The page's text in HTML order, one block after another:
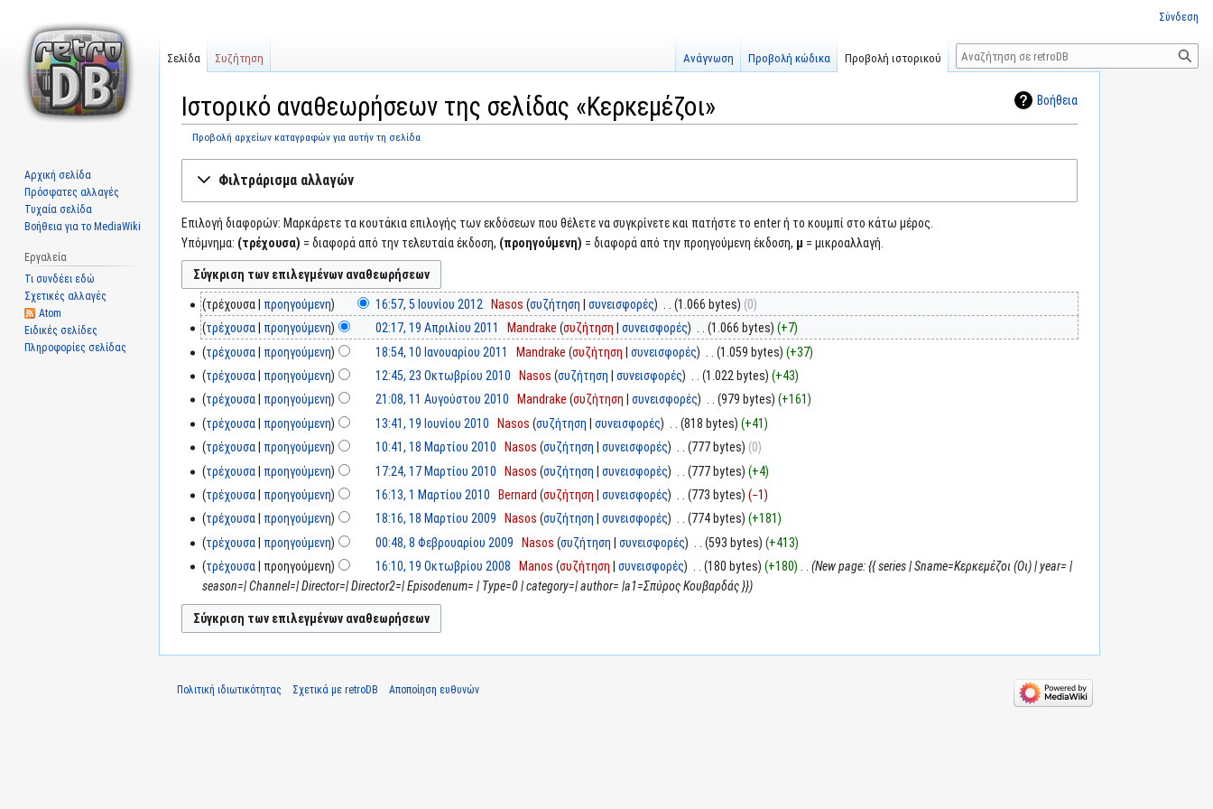
Βοήθεια
Ιστορικό αναθεωρήσεων της σελίδας «Κερκεμέζοι»
Προβολή αρχείων καταγραφών για αυτήν τη σελίδα
στην
στην
Φιλτράρισμα αλλαγών
Επιλογή διαφορών: Μαρκάρετε τα κουτάκια επιλογής των εκδόσεων που θέλετε να συγκρίνετε και πατήστε το enter ή το κουμπί στο κάτω μέρος.
Υπόμνημα: (τρέχουσα) = διαφορά από την τελευταία έκδοση, (προηγούμενη) = διαφορά από την προηγούμενη έκδοση, μ = μικροαλλαγή.
τρέχουσα προηγούμενη 16:57, 5 Ιουνίου 2012 Nasos συζήτηση συνεισφορές 1.066 bytes
0
τρέχουσα
προηγούμενη 02:17, 19 Απριλίου 2011 Mandrake συζήτηση συνεισφορές 1.066 bytes
+7
τρέχουσα
προηγούμενη 18:54, 10 Ιανουαρίου 2011 Mandrake συζήτηση συνεισφορές 1.059 bytes
+37
τρέχουσα
προηγούμενη 12:45, 23 Οκτωβρίου 2010 Nasos συζήτηση συνεισφορές 1.022 bytes
+43
τρέχουσα
προηγούμενη 21:08, 11 Αυγούστου 2010 Mandrake συζήτηση συνεισφορές 979 bytes
+161
τρέχουσα
προηγούμενη 13:41, 19 Ιουνίου 2010 Nasos συζήτηση συνεισφορές 818 bytes
+41
τρέχουσα
προηγούμενη 10:41, 18 Μαρτίου 2010 Nasos συζήτηση συνεισφορές 777 bytes
0
τρέχουσα
προηγούμενη 17:24, 17 Μαρτίου 2010 Nasos συζήτηση συνεισφορές 777 bytes
+4
τρέχουσα
προηγούμενη 16:13, 1 Μαρτίου 2010 Bernard συζήτηση συνεισφορές 773 bytes
−1
τρέχουσα
προηγούμενη 18:16, 18 Μαρτίου 2009 Nasos συζήτηση συνεισφορές 774 bytes
+181
τρέχουσα
προηγούμενη 00:48, 8 Φεβρουαρίου 2009 Nasos συζήτηση συνεισφορές 593 bytes
+413
τρέχουσα
προηγούμενη 16:10, 19 Οκτωβρίου 2008 Manos συζήτηση συνεισφορές 180 bytes +180
New page: {{ series | Sname=Κερκεμέζοι (Οι) | year= |
season=| Channel=| Director=| Director2=| Episodenum= | Type=0 | category=| author= |a1=Σπύρος Κουβαρδάς }}
Σύνδεση
Σελίδα Συζήτηση Ανάγνωση Προβολή κώδικα Προβολή ιστορικού
Αναζήτηση
Αρχική σελίδα
Πρόσφατες αλλαγές
Τυχαία σελίδα
Βοήθεια για το MediaWiki
Εργαλεία
Τι συνδέει εδώ
Σχετικές αλλαγές
Atom
Ειδικές σελίδες
Πληροφορίες σελίδας
Πολιτική ιδιωτικότητας Σχετικά με retroDB Αποποίηση ευθυνών